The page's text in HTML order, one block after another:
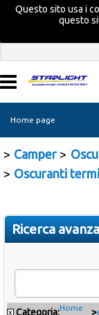
Questo sito usa i
questo
Home page
Camper
Campeggio
Promozione
Camper
Oscuranti
Ricerca
x Categoria:Home
>